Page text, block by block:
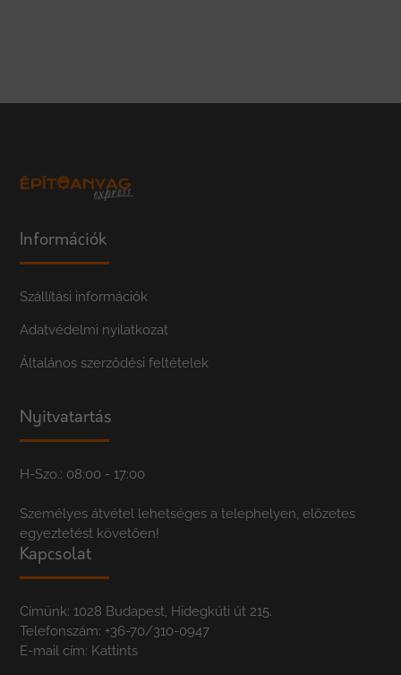
Információk
Szállítási információk
Adatvédelmi nyilatkozat
Általános szerződési feltételek
Nyitvatartás
H-Szo.: 08:00 - 17:00
Személyes átvétel lehetséges a telephelyen, előzetes
egyeztetést követően!
Kapcsolat
Címünk: 1028 Budapest, Hidegkúti út 215.
Telefonszám: +36-70/310-0947
E-mail cím: Kattints